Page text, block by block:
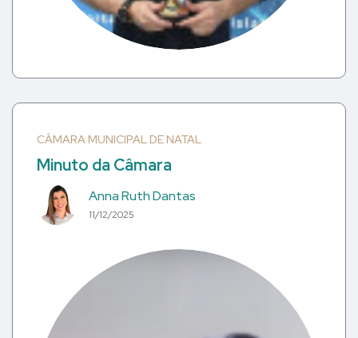
CÂMARA MUNICIPAL DE NATAL
Minuto da Câmara
Anna Ruth Dantas
11/12/2025